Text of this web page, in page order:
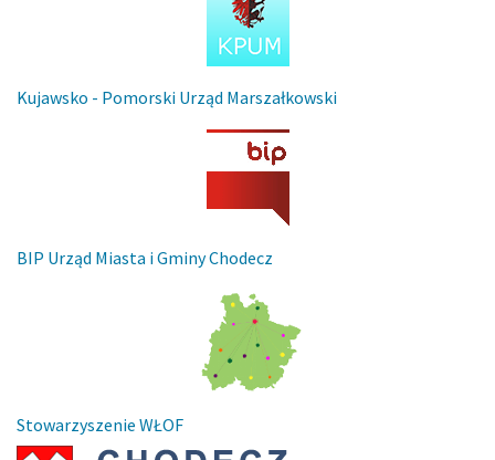
Kujawsko - Pomorski Urząd Marszałkowski
BIP Urząd Miasta i Gminy Chodecz
Stowarzyszenie WŁOF